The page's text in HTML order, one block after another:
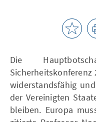
Die
Sicherheitskonferenz
widerstandsfähig
der Vereinigten
bleiben. Europa